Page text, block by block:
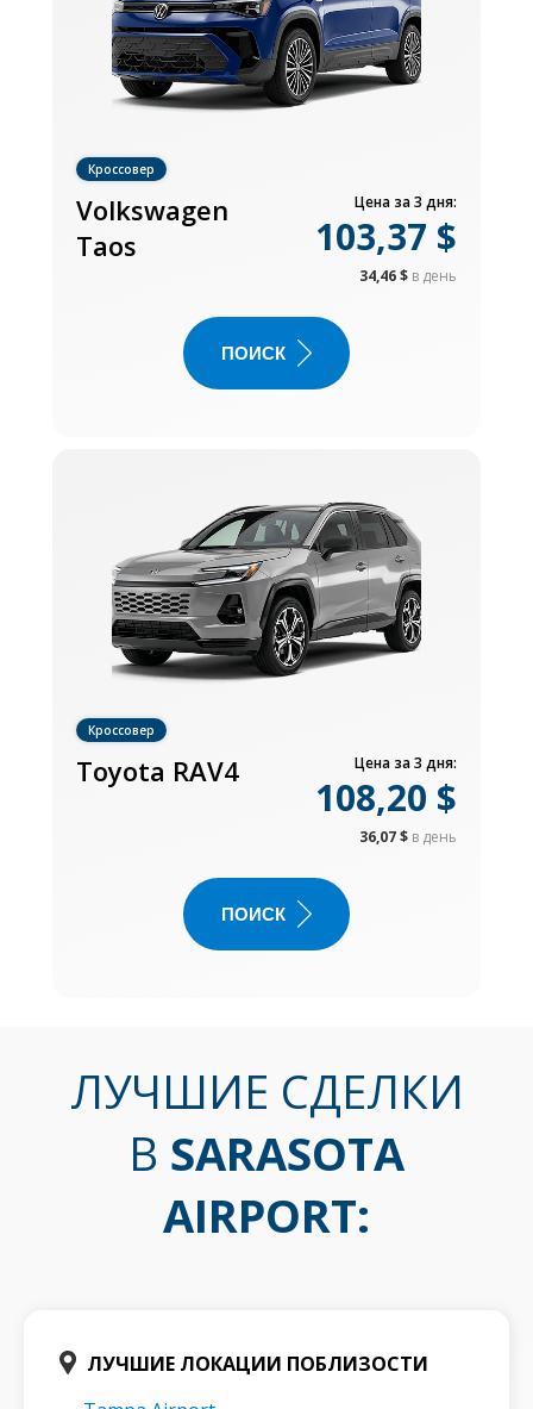
Кроссовер
Volkswagen
Taos
Цена за 3 дня:
103,37 $
34,46 $ в день
ПОИСК
Кроссовер
Toyota RAV4 Цена за 3 дня:
108,20 $
36,07 $ в день
ПОИСК
ЛУЧШИЕ СДЕЛКИ
В SARASOTA
AIRPORT:
ЛУЧШИЕ ЛОКАЦИИ ПОБЛИЗОСТИ